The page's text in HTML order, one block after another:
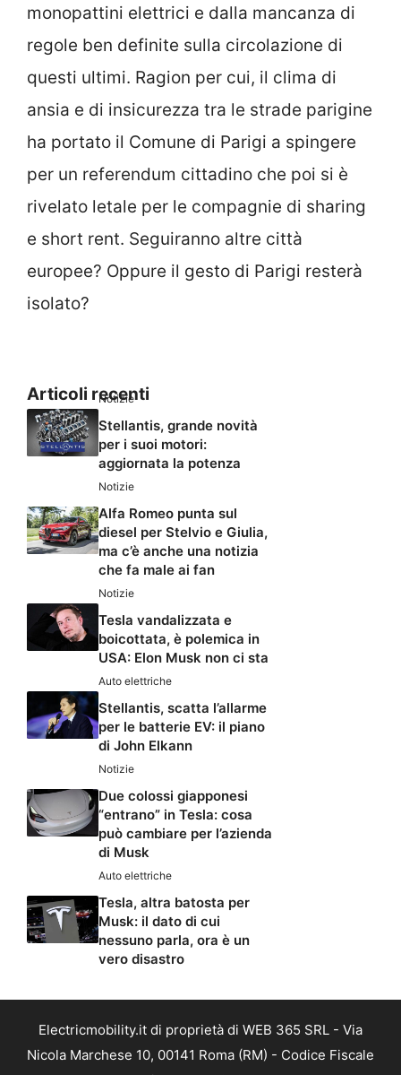
monopattini elettrici e dalla mancanza di
regole ben definite sulla circolazione di
questi ultimi. Ragion per cui, il clima di
ansia e di insicurezza tra le strade parigine
ha portato il Comune di Parigi a spingere
per un referendum cittadino che poi si è
rivelato letale per le compagnie di sharing
e short rent. Seguiranno altre città
europee? Oppure il gesto di Parigi resterà
isolato?
Articoli recenti
Notizie
Stellantis, grande novità
per i suoi motori:
aggiornata la potenza
Notizie
Alfa Romeo punta sul
diesel per Stelvio e Giulia,
ma c’è anche una notizia
che fa male ai fan
Notizie
Tesla vandalizzata e
boicottata, è polemica in
USA: Elon Musk non ci sta
Auto elettriche
Stellantis, scatta l’allarme
per le batterie EV: il piano
di John Elkann
Notizie
Due colossi giapponesi
“entrano” in Tesla: cosa
può cambiare per l’azienda
di Musk
Auto elettriche
Tesla, altra batosta per
Musk: il dato di cui
nessuno parla, ora è un
vero disastro
Electricmobility.it di proprietà di WEB 365 SRL - Via
Nicola Marchese 10, 00141 Roma (RM) - Codice Fiscale